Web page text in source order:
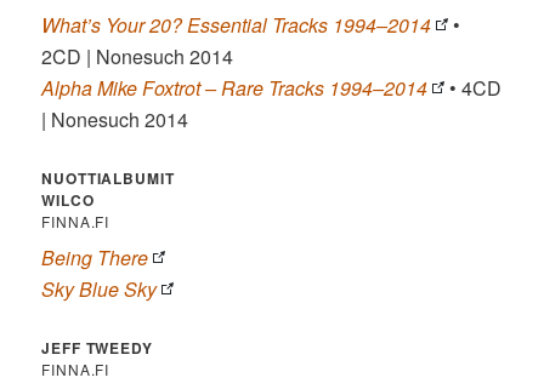
What’s Your 20? Essential Tracks 1994–2014
•
2CD | Nonesuch 2014
Alpha Mike Foxtrot – Rare Tracks 1994–2014
• 4CD
| Nonesuch 2014
NUOTTIALBUMIT
WILCO
FINNA.FI
Being There
Sky Blue Sky
JEFF TWEEDY
FINNA.FI